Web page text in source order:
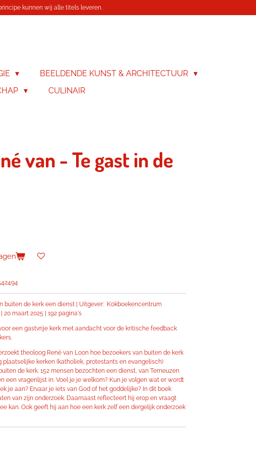
kunnen wij alle titels leveren.
BEELDENDE KUNST & ARCHITECTUUR
CULINAIR
van - Te gast in de
buiten de kerk een dienst | Uitgever: Kokboekencentrum
20 maart 2025 | 192 pagina's
een gastvrije kerk met aandacht voor de kritische feedback
theoloog René van Loon hoe bezoekers van buiten de kerk
plaatselijke kerken (katholiek, protestants en evangelisch)
de kerk. 152 mensen bezochten een dienst, van Terneuzen
een vragenlijst in. Voel je je welkom? Kun je volgen wat er wordt
je aan? Ervaar je iets van God of het goddelijke? In dit boek
van zijn onderzoek. Daarnaast reflecteert hij erop en vraagt
kan. Ook geeft hij aan hoe een kerk zelf een dergelijk onderzoek